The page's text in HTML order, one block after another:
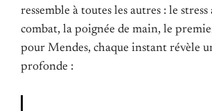
ressemble à toutes les autres : le
combat, la poignée de main, le
pour Mendes, chaque instant révèle
profonde :